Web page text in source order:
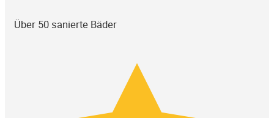
Über 50 sanierte Bäder